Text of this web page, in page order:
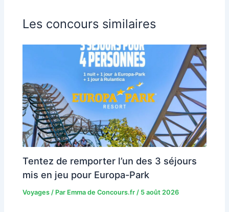
Les concours similaires
Tentez de remporter l’un des 3 séjours
mis en jeu pour Europa-Park
Voyages / Par Emma de Concours.fr/ 5 août 2026